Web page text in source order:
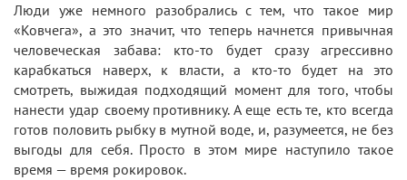
Люди уже немного разобрались с тем, что такое мир
«Ковчега», а это значит, что теперь начнется привычная
человеческая забава: кто-то будет сразу агрессивно
карабкаться наверх, к власти, а кто-то будет на это
смотреть, выжидая подходящий момент для того, чтобы
нанести удар своему противнику. А еще есть те, кто всегда
готов половить рыбку в мутной воде, и, разумеется, не без
выгоды для себя. Просто в этом мире наступило такое
время — время рокировок.